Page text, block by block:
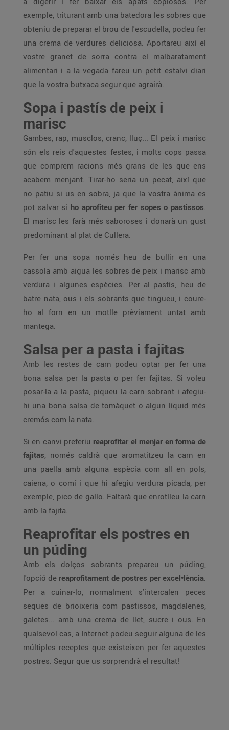
exemple, triturant amb una batedora les sobres que
obteniu de preparar el brou de l'escudella, podeu fer
una crema de verdures deliciosa. Aportareu així el
vostre granet de sorra contra el malbaratament
alimentari i a la vegada fareu un petit estalvi diari
que la vostra butxaca segur que agrairà.
Sopa i pastís de peix i
marisc
Gambes, rap, musclos, cranc, lluç... El peix i marisc
són els reis d'aquestes festes, i molts cops passa
que comprem racions més grans de les que ens
acabem menjant. Tirar-ho seria un pecat, així que
no patiu si us en sobra, ja que la vostra ànima es
pot salvar si ho aprofiteu per fer sopes o pastissos.
El marisc les farà més saboroses i donarà un gust
predominant al plat de Cullera.
Per fer una sopa només heu de bullir en una
cassola amb aigua les sobres de peix i marisc amb
verdura i algunes espècies. Per al pastís, heu de
batre nata, ous i els sobrants que tingueu, i coure-
ho al forn en un motlle prèviament untat amb
mantega.
Salsa per a pasta i fajitas
Amb les restes de carn podeu optar per fer una
bona salsa per la pasta o per fer fajitas. Si voleu
posar-la a la pasta, piqueu la carn sobrant i afegiu-
hi una bona salsa de tomàquet o algun líquid més
cremós com la nata.
Si en canvi preferiu reaprofitar el menjar en forma de
fajitas, només caldrà que aromatitzeu la carn en
una paella amb alguna espècia com all en pols,
caiena, o comí i que hi afegiu verdura picada, per
exemple, pico de gallo. Faltarà que enrotlleu la carn
amb la fajita.
Reaprofitar els postres en
un púding
Amb els dolços sobrants prepareu un púding,
l'opció de reaprofitament de postres per excel•lència.
Per a cuinar-lo, normalment s'intercalen peces
seques de brioixeria com pastissos, magdalenes,
galetes... amb una crema de llet, sucre i ous. En
qualsevol cas, a Internet podeu seguir alguna de les
múltiples receptes que existeixen per fer aquestes
postres. Segur que us sorprendrà el resultat!